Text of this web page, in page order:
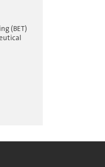
(BET)